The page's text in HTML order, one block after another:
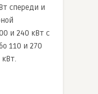
спереди и
и 240 кВт с
110 и 270